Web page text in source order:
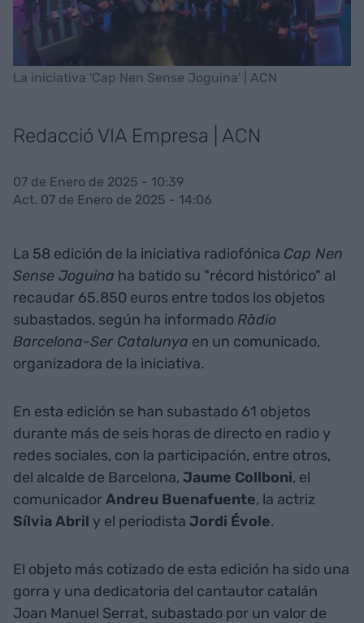
La iniciativa 'Cap Nen Sense Joguina' | ACN
Redacció VIA Empresa | ACN
07 de Enero de 2025 - 10:39
Act. 07 de Enero de 2025 - 14:06
La 58 edición de la iniciativa radiofónica Cap Nen
Sense Joguina ha batido su "récord histórico" al
recaudar 65.850 euros entre todos los objetos
subastados, según ha informado Ràdio
Barcelona-Ser Catalunya en un comunicado,
organizadora de la iniciativa.
En esta edición se han subastado 61 objetos
durante más de seis horas de directo en radio y
redes sociales, con la participación, entre otros,
del alcalde de Barcelona, Jaume Collboni, el
comunicadorAndreu Buenafuente, la actriz
Sílvia Abril y el periodista Jordi Évole.
El objeto más cotizado de esta edición ha sido una
gorra y una dedicatoria del cantautor catalán
Joan Manuel Serrat, subastado por un valor de